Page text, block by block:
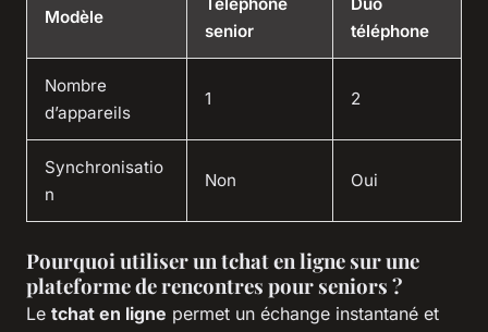
Modèle
senior
téléphone
Nombre
d’appareils
1 2
Synchronisatio
n
Non Oui
Pourquoi utiliser un tchat en ligne sur une
plateforme de rencontres pour seniors ?
Le tchat en ligne permet un échange instantané et